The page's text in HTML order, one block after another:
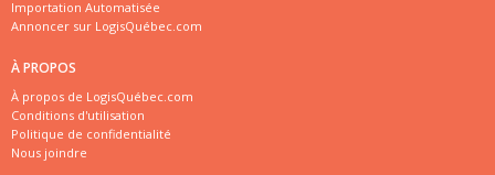
Importation Automatisée
Annoncer sur LogisQuébec.com
À PROPOS
À propos de LogisQuébec.com
Conditions d'utilisation
Politique de confidentialité
Nous joindre